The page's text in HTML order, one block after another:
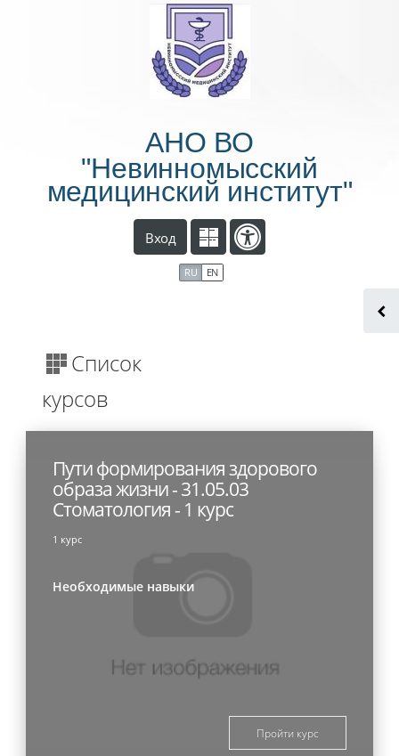
Перейти к основному содержанию
АНО ВО
"Невинномысский
медицинский институт"
Вход
RU EN
Список
курсов
Пути формирования здорового
образа жизни - 31.05.03
Стоматология - 1 курс
1 курс
Необходимые навыки
Пройти курс